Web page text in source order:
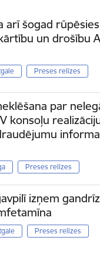
arī šogad
un drošību
Preses relīzes
par
konsoļu
Preses relīzes
izņem
Preses relīzes